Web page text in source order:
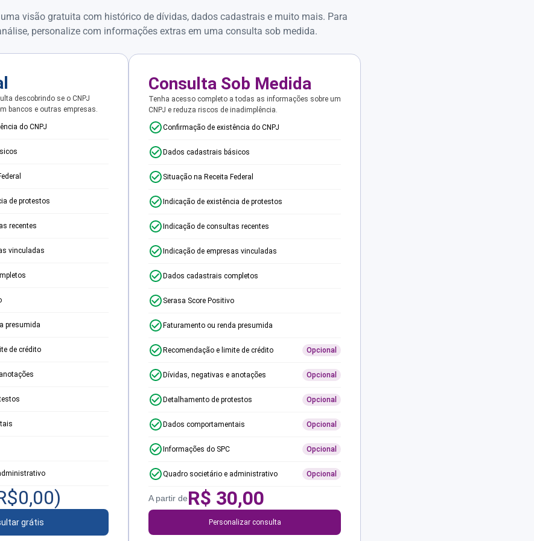
uma visão gratuita com histórico de dívidas, dados cadastrais e muito mais. Para
personalize com informações extras em uma consulta sob medida.
descobrindo se o CNPJ
bancos e outras empresas.
do CNPJ
de protestos
recentes
vinculadas
presumida
de crédito
0,00)
grátis
Consulta Sob Medida
Tenha acesso completo a todas as informações sobre um
CNPJ e reduza riscos de inadimplência.
Confirmação de existência do CNPJ
Dados cadastrais básicos
Situação na Receita Federal
Indicação de existência de protestos
Indicação de consultas recentes
Indicação de empresas vinculadas
Dados cadastrais completos
Serasa Score Positivo
Faturamento ou renda presumida
Recomendação e limite de crédito Opcional
Dívidas, negativas e anotações Opcional
Detalhamento de protestos Opcional
Dados comportamentais Opcional
Informações do SPC Opcional
Quadro societário e administrativo Opcional
A partir deR$ 30,00
Personalizar consulta